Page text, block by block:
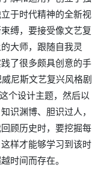
于时代精神的全新视
缚，要接受像文艺复
大师，跟随自我灵
了很多颇具创意的手
尼斯文艺复兴风格剧
个设计主题，然后以
识渊博、胆识过人，
顾历史时，要挖掘每
样才能够学习到该时
时间而存在。